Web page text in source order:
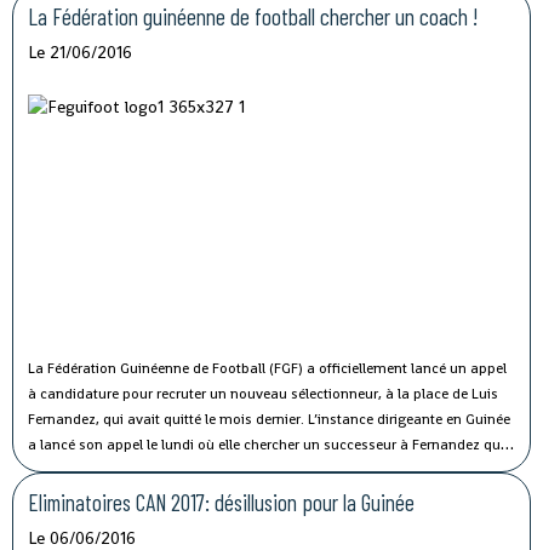
La Fédération guinéenne de football chercher un coach !
Le 21/06/2016
La Fédération Guinéenne de Football (FGF) a officiellement lancé un appel
à candidature pour recruter un nouveau sélectionneur, à la place de Luis
Fernandez, qui avait quitté le mois dernier. L’instance dirigeante en Guinée
a lancé son appel le lundi où elle chercher un successeur à Fernandez qui
avait quitté à la veille de la 5e journée des éliminatoires de la CAN 2017.
Eliminatoires CAN 2017: désillusion pour la Guinée
Le 06/06/2016